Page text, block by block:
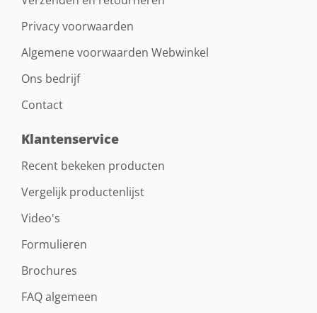
Privacy voorwaarden
Algemene voorwaarden Webwinkel
Ons bedrijf
Contact
Klantenservice
Recent bekeken producten
Vergelijk productenlijst
Video's
Formulieren
Brochures
FAQ algemeen